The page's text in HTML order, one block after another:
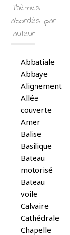
Thèmes
abordés par
l’auteur
Abbatiale
Abbaye
Alignement
Allée
couverte
Amer
Balise
Basilique
Bateau
motorisé
Bateau
voile
Calvaire
Cathédrale
Chapelle